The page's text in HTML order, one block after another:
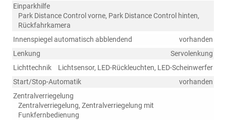
Einparkhilfe
Park Distance Control vorne, Park Distance Control hinten,
Rückfahrkamera
Innenspiegel automatisch abblendend
vorhanden
Lenkung
Servolenkung
Lichttechnik
Lichtsensor, LED-Rückleuchten, LED-Scheinwerfer
Start/Stop-Automatik
vorhanden
Zentralverriegelung
Zentralverriegelung, Zentralverriegelung mit
Funkfernbedienung